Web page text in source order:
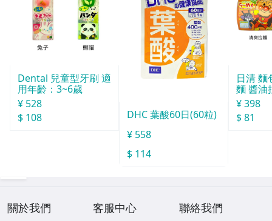
Dental 兒童型牙刷 適
用年齡：3~6歲
¥ 528
$ 108
DHC 葉酸60日(60粒)
¥ 558
$ 114
日清 麵
麵 醬油
麵 3包
¥ 398
$ 81
關於我們 客服中心 聯絡我們